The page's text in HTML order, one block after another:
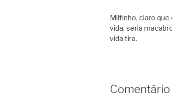
Miltinho, claro
vida, seria
vida tira.
Comentário